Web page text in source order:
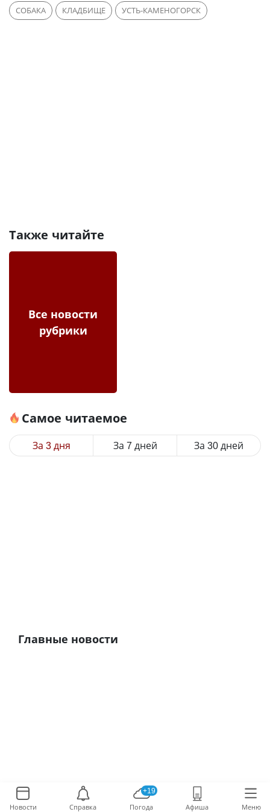
СОБАКА КЛАДБИЩЕ УСТЬ-КАМЕНОГОРСК
Также читайте
Все новости
рубрики
Самое читаемое
За 3 дня За 7 дней За 30 дней
Главные новости
Новости Справка
+19
Погода Афиша Меню